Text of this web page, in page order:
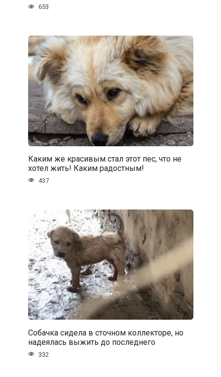
653
Каким же красивым стал этот пес, что не
хотел жить! Каким радостным!
437
Собачка сидела в сточном коллекторе, но
надеялась выжить до последнего
332